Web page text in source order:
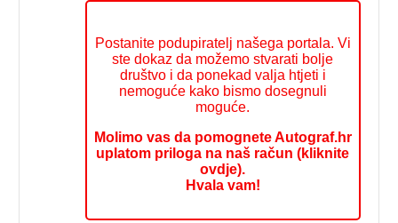
Postanite podupiratelj našega portala. Vi
ste dokaz da možemo stvarati bolje
društvo i da ponekad valja htjeti i
nemoguće kako bismo dosegnuli
moguće.
Molimo vas da pomognete Autograf.hr
uplatom priloga na naš račun (kliknite
ovdje).
Hvala vam!